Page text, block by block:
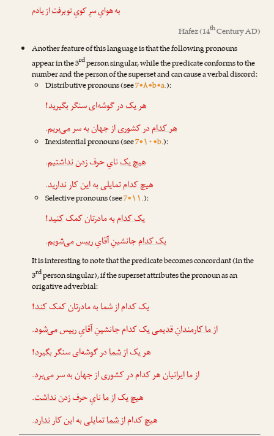
به هوایِ سرِ کویِ توبرفتاز یادم
Hafez(14thCentury AD)
Another feature of this language is that the following pronouns
appear in the 3rdperson singular, while the predicate conforms to the
number and the person of the superset and can cause a verbal discord:
Distributive pronouns (see7•۸•b•a.):
هر یکدر گوشه‌ای سنگربگیرید!
هر کدامدر کشوری از جهان به سرمی‌بریم.
Inexistential pronouns (see7•۱۰•b.):
هیچ یکنایِ حرف زدننداشتیم.
هیچ کدامتمایلی به این کارندارید.
Selective pronouns (see7•۱۱.):
یک کدامبه مادرتان کمککنید!
یک کدامجانشینِ آقایِ رییسمی‌شویم.
It is interesting to note that the predicate becomes concordant (in the
3rdperson singular), if the superset attributes the pronoun as an
origative adverbial:
یک کداماز شمابه مادرتان کمککند!
از ما کارمندانِ قدیمییک کدام جانشینِ آقایِ رییسمی‌شود.
هر یکاز شمادر گوشه‌ای سنگربگیرد!
از ما ایرانیانهر کدام در کشوری از جهان به سرمی‌برد.
هیچ یکاز مانایِ حرف زدننداشت.
هیچ کداماز شماتمایلی به این کارندارد.